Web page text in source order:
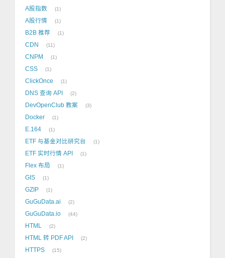
A股指数 1
A股行情 1
B2B 推荐 1
CDN 11
CNPM 1
CSS 1
ClickOnce 1
DNS 查询 API 2
DevOpenClub 教案 3
Docker 1
E.164 1
ETF 与基金对比研究台 1
ETF 实时行情 API 1
Flex 布局 1
GIS 1
GZIP 1
GuGuData.ai 2
GuGuData.io 44
HTML 2
HTML 转 PDF API 2
HTTPS 15